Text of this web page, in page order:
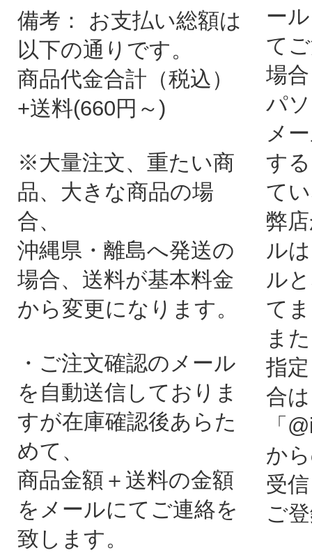
備考： お支払い総額は
以下の通りです。
商品代金合計（税込）
+送料(660円～)
※大量注文、重たい商
品、大きな商品の場
合、
沖縄県・離島へ発送の
場合、送料が基本料金
から変更になります。
・ご注文確認のメール
を自動送信しておりま
すが在庫確認後あらた
めて、
商品金額＋送料の金額
をメールにてご連絡を
致します。
ー
て
場合
パ
メ
す
て
弊
ル
ル
て
ま
指
合
「
か
受
ご